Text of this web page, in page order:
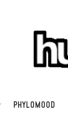
PHYLOMOOD